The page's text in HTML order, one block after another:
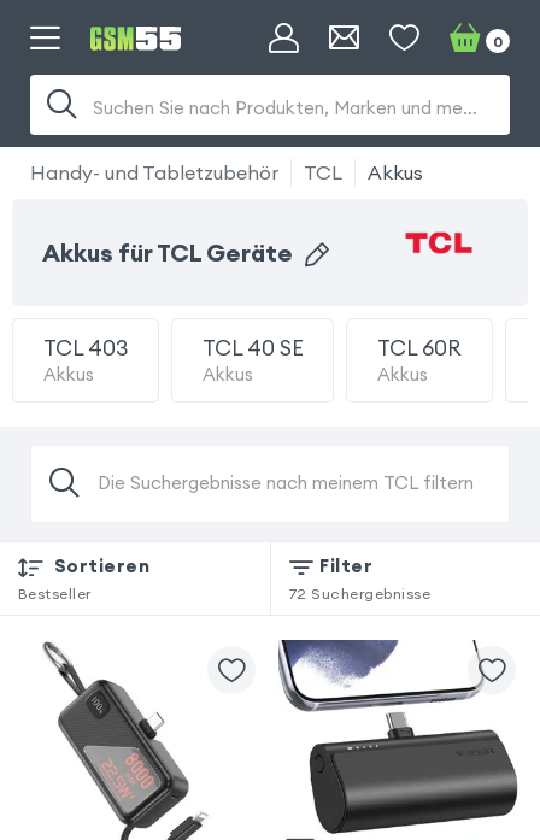
Suchen Sie nach Produkten, Marken und mehr...
0
Handy- und Tabletzubehör TCL Akkus
Akkus für TCL Geräte
TCL 403
Akkus
TCL 40 SE
Akkus
TCL 60R
Akkus
Die Suchergebnisse nach meinem TCL filtern
Sortieren
Bestseller
Filter
72 Suchergebnisse